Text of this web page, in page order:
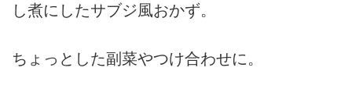
し煮にしたサブジ風おかず。
ちょっとした副菜やつけ合わせに。